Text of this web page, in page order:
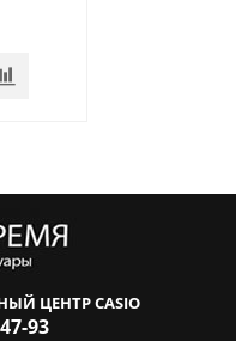
ЦЕНТР CASIO
93